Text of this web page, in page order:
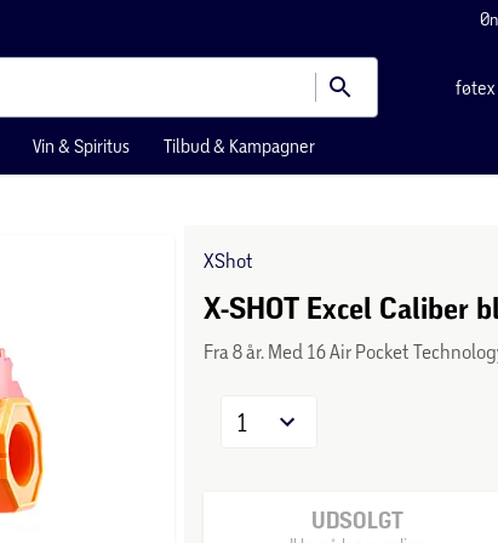
føtex
Vin & Spiritus Tilbud & Kampagner
XShot
X-SHOT Excel Caliber
Fra 8 år. Med 16 Air Pocket
1
UDSOLGT